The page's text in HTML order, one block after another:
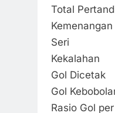
Total
Kemenangan
Seri
Kekalahan
Gol Dicetak
Gol
Rasio Gol